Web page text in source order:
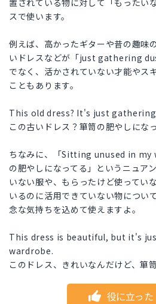
置されている物に対して「もったい
スで使います。
例えば、高かったギターや昔の趣味
いドレスなどが「just gathering
でなく、活かされていない才能やス
こともあります。
This old dress? It's just
この古いドレス？箪笥の肥やしにな
ちなみに、「Sitting unused in my
の肥やしになってる」というニュア
いない服や、もらったけど使ってい
いるのに活用できていない物につい
念な気持ちを込めて使えますよ。
This dress is beautiful, but it's
wardrobe.
このドレス、きれいなんだけど、箪
役に立った